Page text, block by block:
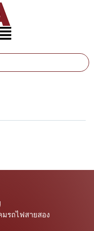
รถไฟสายสอง